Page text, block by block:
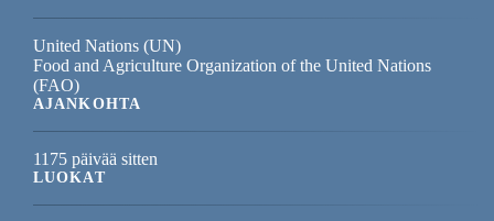
United Nations (UN)
Food and Agriculture Organization of the United Nations
(FAO)
AJANKOHTA
1175 päivää sitten
LUOKAT